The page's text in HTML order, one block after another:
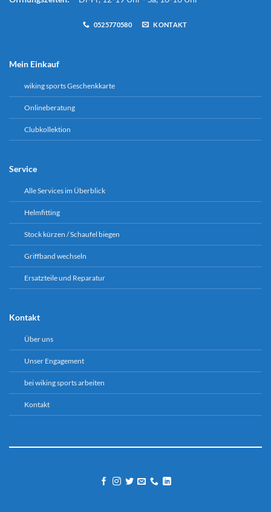
0525770580 KONTAKT
Mein Einkauf
wiking sports Geschenkkarte
Onlineberatung
Clubkollektion
Service
Alle Services im Überblick
Helmfitting
Stock kürzen / Schaufel biegen
Griffband wechseln
Ersatzteile und Reparatur
Kontakt
Über uns
Unser Engagement
bei wiking sports arbeiten
Kontakt